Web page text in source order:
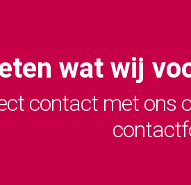
wat wij
contact met ons